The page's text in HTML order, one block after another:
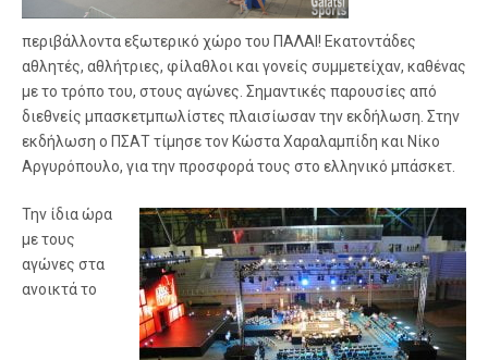
περιβάλλοντα εξωτερικό χώρο του ΠΑΛΑΙ! Εκατοντάδες
αθλητές, αθλήτριες, φίλαθλοι και γονείς συμμετείχαν, καθένας
με το τρόπο του, στους αγώνες. Σημαντικές παρουσίες από
διεθνείς μπασκετμπωλίστες πλαισίωσαν την εκδήλωση. Στην
εκδήλωση ο ΠΣΑΤ τίμησε τον Κώστα Χαραλαμπίδη και Νίκο
Αργυρόπουλο, για την προσφορά τους στο ελληνικό μπάσκετ.
Την ίδια ώρα
με τους
αγώνες στα
ανοικτά το